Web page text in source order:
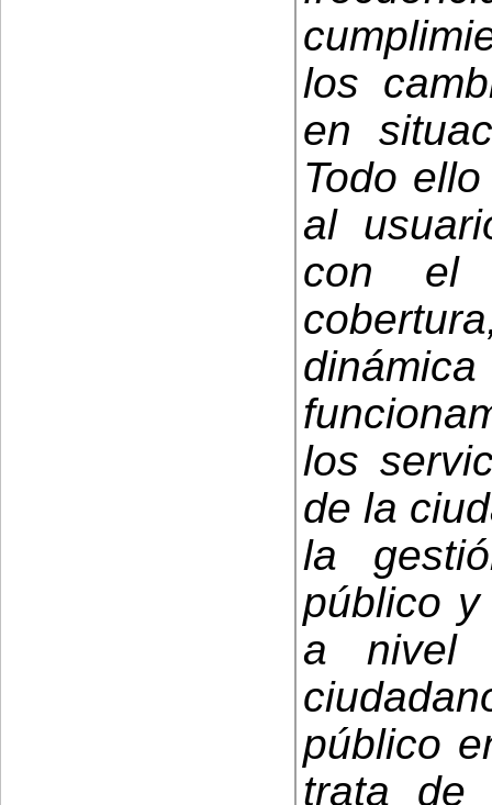
los
en
Todo
al
con el
los
de la
la
público
a nivel
público
trata de